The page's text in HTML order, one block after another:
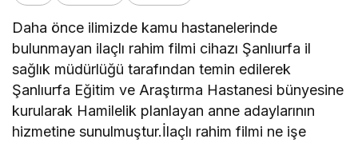
Daha önce ilimizde kamu hastanelerinde
bulunmayan ilaçlı rahim filmi cihazı Şanlıurfa il
sağlık müdürlüğü tarafından temin edilerek
Şanlıurfa Eğitim ve Araştırma Hastanesi bünyesine
kurularak Hamilelik planlayan anne adaylarının
hizmetine sunulmuştur.İlaçlı rahim filmi ne işe